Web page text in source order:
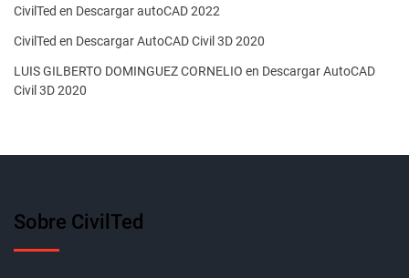
CivilTed en Descargar autoCAD 2022
CivilTed en Descargar AutoCAD Civil 3D 2020
LUIS GILBERTO DOMINGUEZ CORNELIO en Descargar AutoCAD
Civil 3D 2020
Sobre CivilTed